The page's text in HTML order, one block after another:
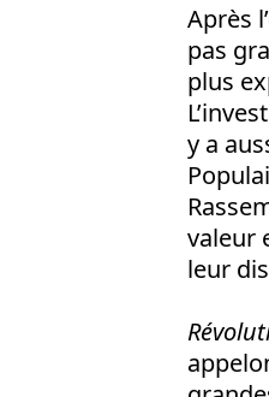
Après
pas
plus
y a
valeur
leur